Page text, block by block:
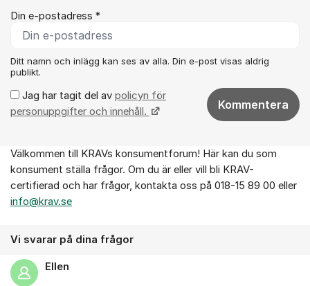
Din e-postadress *
Ditt namn och inlägg kan ses av alla. Din e-post visas aldrig
publikt.
Jag har tagit del av policyn för
personuppgifter och innehåll.
Kommentera
Om forumet
Välkommen till KRAVs konsumentforum! Här kan du som
konsument ställa frågor. Om du är eller vill bli KRAV-
certifierad och har frågor, kontakta oss på 018-15 89 00 eller
info@krav.se
Vi svarar på dina frågor
Ellen